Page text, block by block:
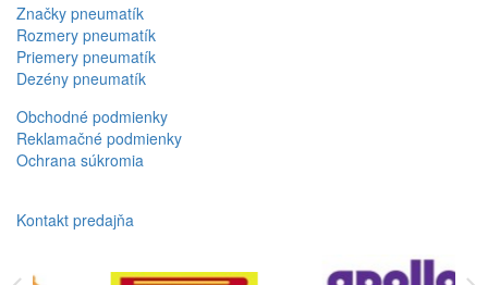
Značky pneumatík
Rozmery pneumatík
Priemery pneumatík
Dezény pneumatík
Obchodné podmienky
Reklamačné podmienky
Ochrana súkromia
Kontakt predajňa